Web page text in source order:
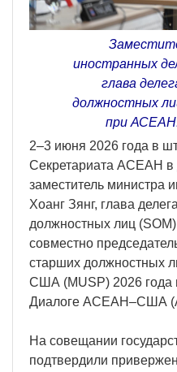
иностранных
глава
должностных
при
2–3 июня 2026 года в
Секретариата АСЕАН в
заместитель министра
Хоанг Зянг, глава
должностных лиц
совместно
старших должностных
США (MUSP) 2026 года
Диалоге АСЕАН–США
На совещании
подтвердили